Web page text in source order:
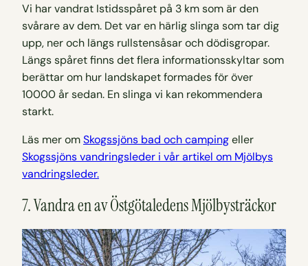
Vi har vandrat Istidsspåret på 3 km som är den
svårare av dem. Det var en härlig slinga som tar dig
upp, ner och längs rullstensåsar och dödisgropar.
Längs spåret finns det flera informationsskyltar som
berättar om hur landskapet formades för över
10000 år sedan. En slinga vi kan rekommendera
starkt.
Läs mer omSkogssjöns bad och campingeller
Skogssjöns vandringsleder i vår artikel om Mjölbys
vandringsleder.
7. Vandra en av Östgötaledens Mjölbysträckor